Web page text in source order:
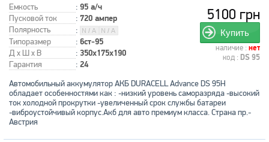
Емкость : 95 а/ч
Пусковой ток : 720 ампер
Полярность
:
Типоразмер
: 6ст-95
Д x Ш x В : 350x175x190
Гарантия : 24
5100 грн
Купить
наличие : нет
код : DS 95
Автомобильный аккумулятор АКБ DURACELL Advance DS 95H
обладает особенностями как : -низкий уровень саморазряда -высокий
ток холодной прокрутки -увеличенный срок службы батареи
-виброустойчивый корпус.Акб для авто премиум класса. Страна пр.-
Австрия